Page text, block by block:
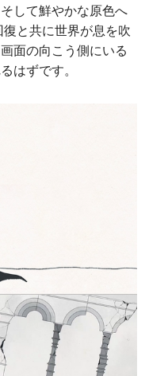
して鮮やかな原色へ
と共に世界が息を吹
面の向こう側にいる
はずです。